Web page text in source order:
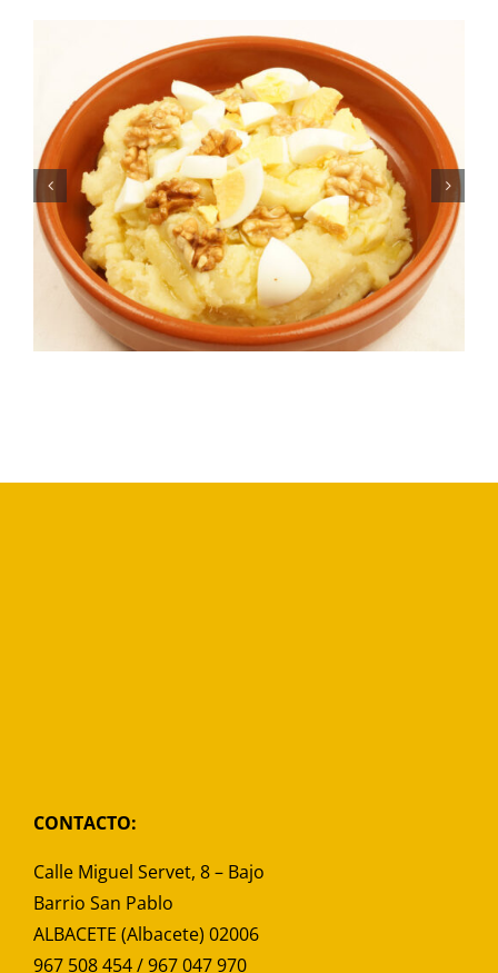
Gazpachos manchegos, un
plato típico de la
gastronomía manchega
CONTACTO:
Calle Miguel Servet, 8 – Bajo
Barrio San Pablo
ALBACETE (Albacete) 02006
967 508 454 / 967 047 970